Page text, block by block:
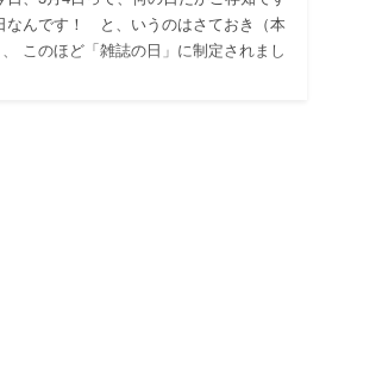
なんです！ と、いうのはさておき（本
このほど「雑誌の日」に制定されまし